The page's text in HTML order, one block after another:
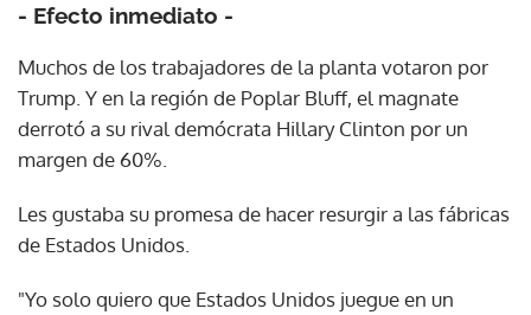
- Efecto inmediato -
Muchos de los trabajadores de la planta votaron por
Trump. Y en la región de Poplar Bluff, el magnate
derrotó a su rival demócrata Hillary Clinton por un
margen de 60%.
Les gustaba su promesa de hacer resurgir a las fábricas
de Estados Unidos.
"Yo solo quiero que Estados Unidos juegue en un